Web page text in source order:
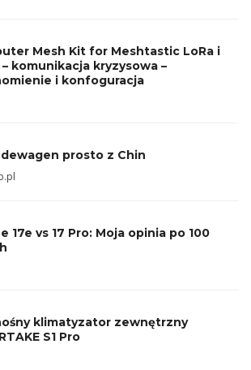
Mesh Kit for Meshtastic LoRa i
– komunikacja kryzysowa –
i konfoguracja
prosto z Chin
17e vs 17 Pro: Moja opinia po 100
klimatyzator zewnętrzny
S1 Pro